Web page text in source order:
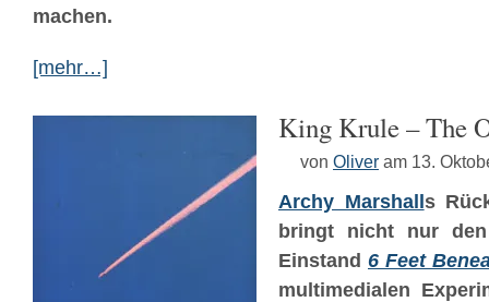
machen.
[mehr…]
King Krule – The
von Oliver am 13.
Archy Marshall s
bringt nicht nur
Einstand 6 Feet
multimedialen